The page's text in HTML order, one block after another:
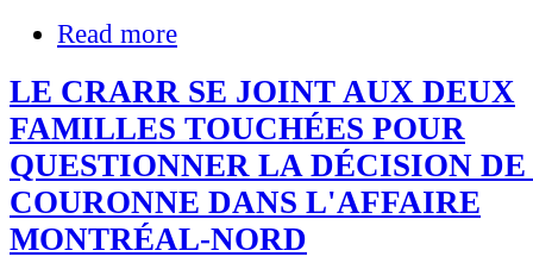
Read more
LE CRARR SE JOINT AUX DEUX
FAMILLES TOUCHÉES POUR
QUESTIONNER LA DÉCISION
COURONNE DANS L'AFFAIRE
MONTRÉAL-NORD